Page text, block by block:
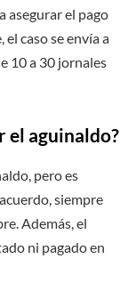
asegurar el pago
caso se envía a
10 a 30 jornales
el aguinaldo?
pero es
siempre
Además, el
ni pagado en